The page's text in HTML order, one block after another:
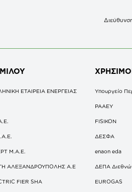
ΕΤΑΙΡΕΙΑ ΕΝΕΡΓΕΙΑΣ
Μ.Α.Ε.
ΑΛΕΞΑΝΔΡΟΥΠΟΛΗΣ A.E
FIER SHA
Υπουργείο
ΡΑΑΕΥ
FISIKON
ΔΕΣΦΑ
enaon eda
ΔΕΠΑ
EUROGAS